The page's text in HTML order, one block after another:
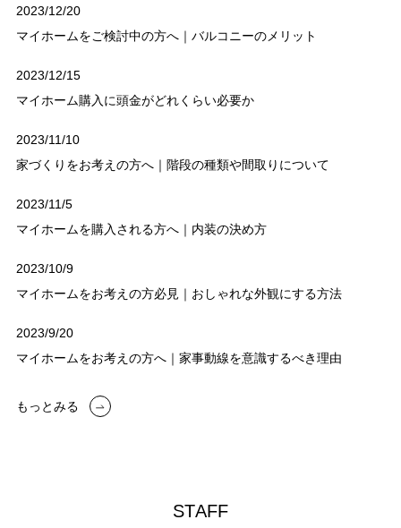
2023/12/20
マイホームをご検討中の方へ｜バルコニーのメリット
2023/12/15
マイホーム購入に頭金がどれくらい必要か
2023/11/10
家づくりをお考えの方へ｜階段の種類や間取りについて
2023/11/5
マイホームを購入される方へ｜内装の決め方
2023/10/9
マイホームをお考えの方必見｜おしゃれな外観にする方法
2023/9/20
マイホームをお考えの方へ｜家事動線を意識するべき理由
もっとみる
STAFF